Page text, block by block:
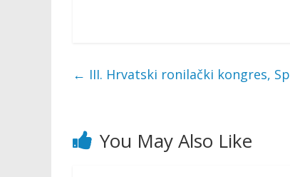
← III. Hrvatski ronilački kongres,
You May Also Like